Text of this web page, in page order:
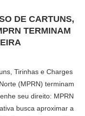
DE CARTUNS,
TERMINAM
Tirinhas e Charges
(MPRN) terminam
seu direito: MPRN
busca aproximar a